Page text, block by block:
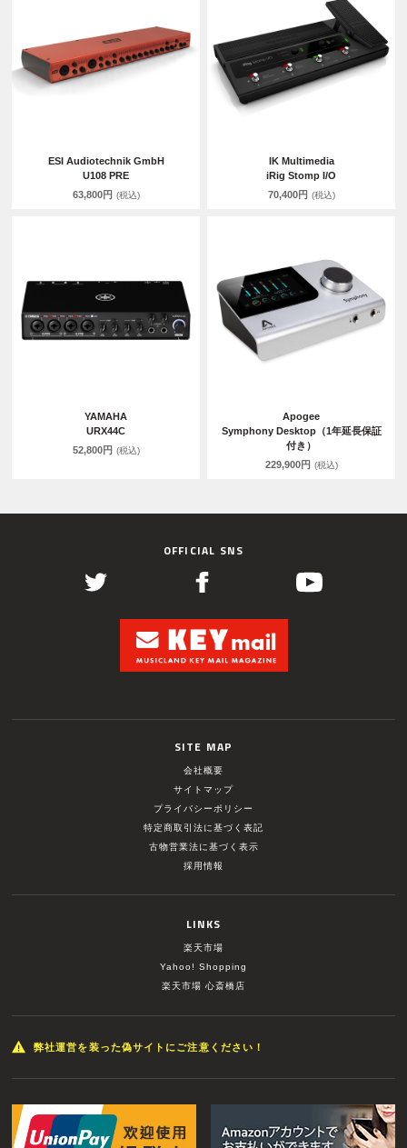
ESI Audiotechnik GmbH
U108 PRE
63,800円 (税込)
IK Multimedia
iRig Stomp I/O
70,400円 (税込)
YAMAHA
URX44C
52,800円 (税込)
Apogee
Symphony Desktop（1年延長保証
付き）
229,900円 (税込)
OFFICIAL SNS
SITE MAP
会社概要
サイトマップ
プライバシーポリシー
特定商取引法に基づく表記
古物営業法に基づく表示
採用情報
LINKS
楽天市場
Yahoo! Shopping
楽天市場 心斎橋店
弊社運営を装った偽サイトにご注意ください！